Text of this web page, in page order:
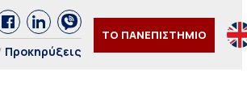
Προκηρύξεις
ΤΟ ΠΑΝΕΠΙΣΤΗΜΙΟ